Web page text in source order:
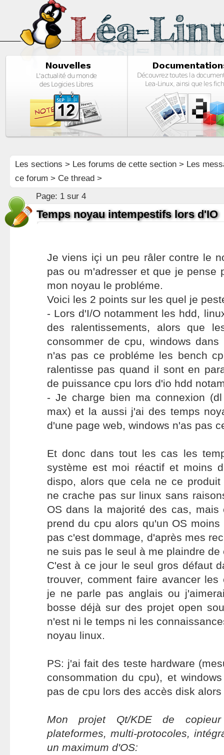
Les sections > Les forums de cette section> Les
ce forum > Ce thread >
Page: 1 sur 4
Temps noyau intempestifs lors d'IO
Je viens içi un peu râler contre le
pas ou m'adresser et que je pense
mon noyau le probléme.
Voici les 2 points sur les quel je
- Lors d'I/O notamment les hdd,
des ralentissements, alors que
consommer de cpu, windows
n'as pas ce probléme les bench
ralentisse pas quand il sont en
de puissance cpu lors d'io hdd
- Je charge bien ma connexion
max) et la aussi j'ai des temps
d'une page web, windows n'as pas
Et donc dans tout les cas les
système est moi réactif et moins
dispo, alors que cela ne ce
ne crache pas sur linux sans
OS dans la majorité des cas, mais
prend du cpu alors qu'un OS
pas c'est dommage, d'après mes
ne suis pas le seul à me plaindre de
C'est à ce jour le seul gros défaut
trouver, comment faire avancer
je ne parle pas anglais ou
bosse déjà sur des projet open
n'est ni le temps ni les
noyau linux.
PS: j'ai fait des teste hardware
consommation du cpu), et
pas de cpu lors des accès disk
Mon projet Qt/KDE de
plateformes, multi-protocoles,
un maximum d'OS: